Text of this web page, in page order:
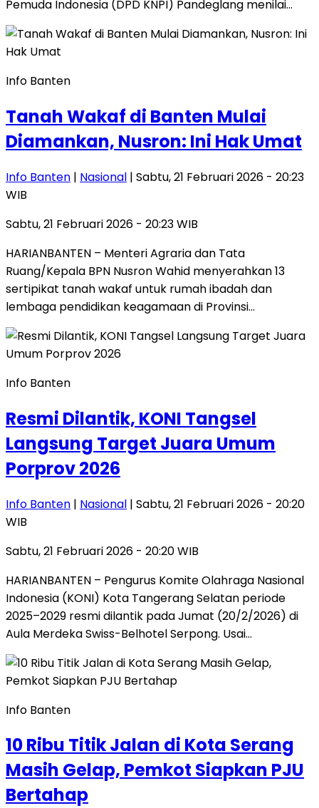
Pemuda Indonesia (DPD KNPI) Pandeglang menilai…
Info Banten
Tanah Wakaf di Banten Mulai
Diamankan, Nusron: Ini Hak Umat
Info Banten | Nasional | Sabtu, 21 Februari 2026 - 20:23
WIB
Sabtu, 21 Februari 2026 - 20:23 WIB
HARIANBANTEN – Menteri Agraria dan Tata
Ruang/Kepala BPN Nusron Wahid menyerahkan 13
sertipikat tanah wakaf untuk rumah ibadah dan
lembaga pendidikan keagamaan di Provinsi…
Info Banten
Resmi Dilantik, KONI Tangsel
Langsung Target Juara Umum
Porprov 2026
Info Banten | Nasional | Sabtu, 21 Februari 2026 - 20:20
WIB
Sabtu, 21 Februari 2026 - 20:20 WIB
HARIANBANTEN – Pengurus Komite Olahraga Nasional
Indonesia (KONI) Kota Tangerang Selatan periode
2025–2029 resmi dilantik pada Jumat (20/2/2026) di
Aula Merdeka Swiss-Belhotel Serpong. Usai…
Info Banten
10 Ribu Titik Jalan di Kota Serang
Masih Gelap, Pemkot Siapkan PJU
Bertahap